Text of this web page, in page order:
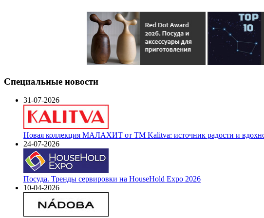
Специальные новости
31-07-2026
Новая коллекция МАЛАХИТ от ТМ Kalitva: источник радости и
24-07-2026
Посуда. Тренды сервировки на HouseHold Expo 2026
10-04-2026